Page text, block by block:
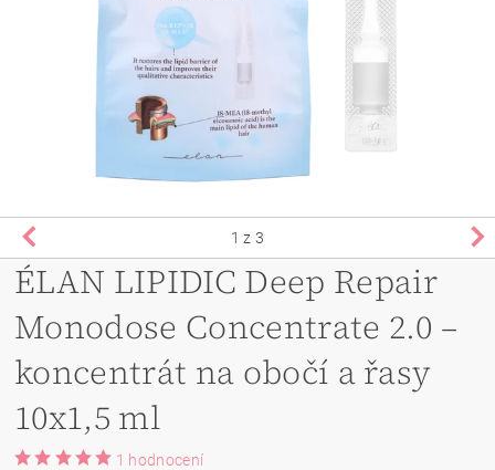
1 z 3
ÉLAN LIPIDIC Deep Repair
Monodose Concentrate 2.0 –
koncentrát na obočí a řasy
10x1,5 ml
1 hodnocení